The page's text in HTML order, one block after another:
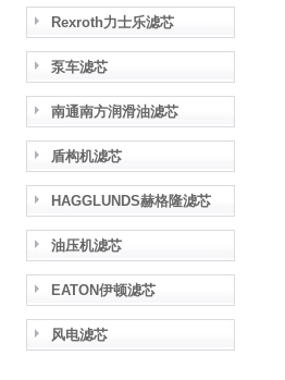
Rexroth力士乐滤芯
泵车滤芯
南通南方润滑油滤芯
盾构机滤芯
HAGGLUNDS赫格隆滤芯
油压机滤芯
EATON伊顿滤芯
风电滤芯